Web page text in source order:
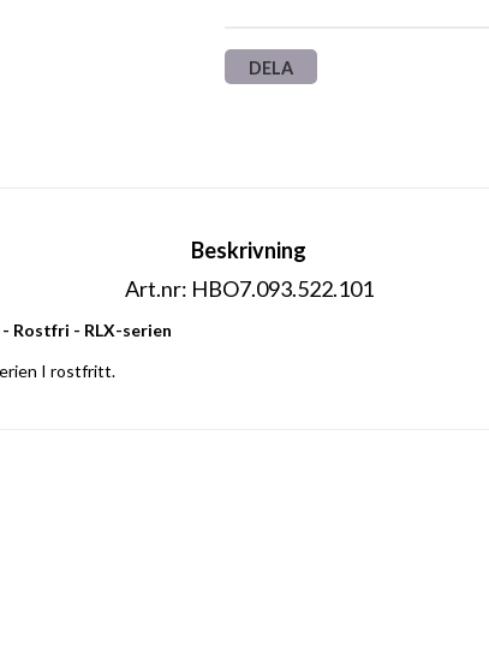
DELA
Beskrivning
Art.nr: HBO7.093.522.101
Rostfri - RLX-serien
I rostfritt.